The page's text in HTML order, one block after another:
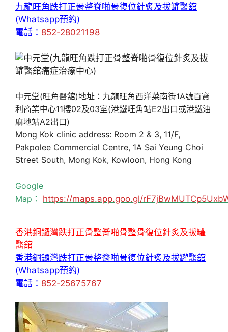
九龍旺角跌打正骨整脊啪骨復位針炙及拔罐醫舘
(Whatsapp預約)
電話： 852-28021198
中元堂(旺角醫舘)地址：九龍旺角西洋菜南街1A號百寶
利商業中心11樓02及03室(港鐵旺角站E2出口或港鐵油
麻地站A2出口)
Mong Kok clinic address: Room 2 & 3, 11/F,
Pakpolee Commercial Centre, 1A Sai Yeung Choi
Street South, Mong Kok, Kowloon, Hong Kong
Google
Map： https://maps.app.goo.gl/
香港銅鑼灣跌打正骨整脊啪骨整骨復位針炙及拔罐
醫舘
香港銅鑼灣跌打正骨整脊啪骨復位針炙及拔罐醫舘
(Whatsapp預約)
電話： 852-25675767